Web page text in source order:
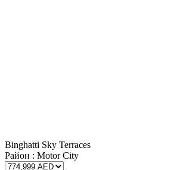
Binghatti Sky Terraces
Район : Motor City